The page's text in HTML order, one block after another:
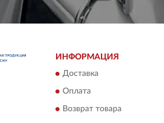
ИНФОРМАЦИЯ
Доставка
Оплата
Возврат товара